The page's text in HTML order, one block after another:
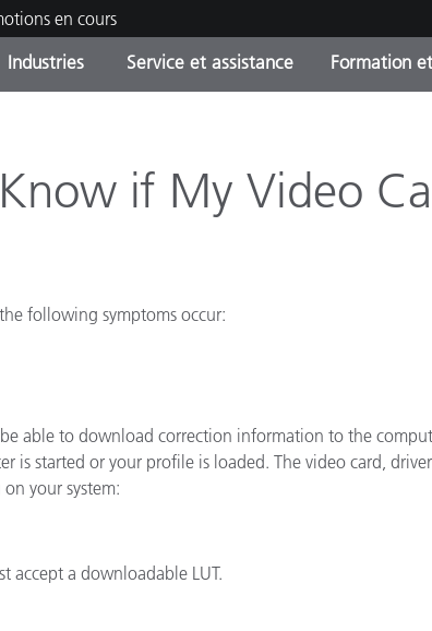
en cours
Promotions et Ventes
Industries
Produits
Industrie Pharmaceutique
Matériaux de Construction
Service et assistance Formation
Autres ressources
if My Video
following symptoms occur:
able to download correction information to the
is started or your profile is loaded. The video card,
your system:
accept a downloadable LUT.